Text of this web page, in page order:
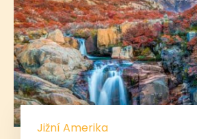
Jižní Amerika